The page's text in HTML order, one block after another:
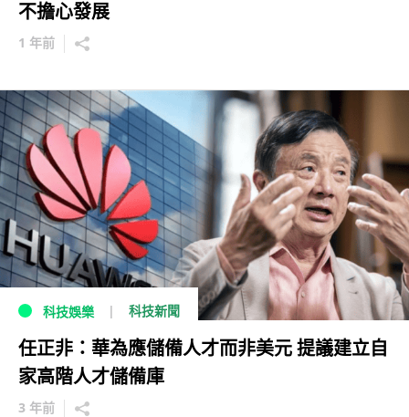
不擔心發展
1 年前
科技娛樂 科技新聞
任正非：華為應儲備人才而非美元 提議建立自
家高階人才儲備庫
3 年前